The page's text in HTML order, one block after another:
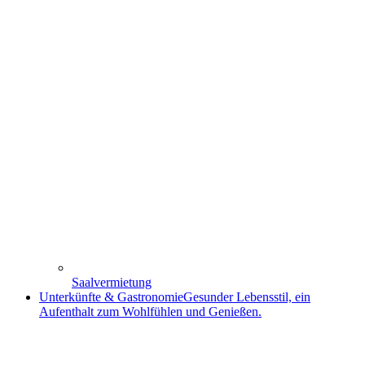
Saalvermietung
Unterkünfte & GastronomieGesunder Lebensstil, ein
Aufenthalt zum Wohlfühlen und Genießen.